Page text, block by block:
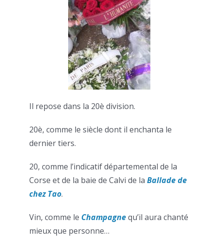
Il repose dans la 20è division.
20è, comme le siècle dont il enchanta le
dernier tiers.
20, comme l’indicatif départemental de la
Corse et de la baie de Calvi de la Ballade de
chez Tao.
Vin, comme le Champagnequ’il aura chanté
mieux que personne…